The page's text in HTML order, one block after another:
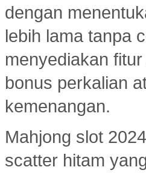
dengan
lebih lama tanpa
menyediakan
bonus perkalian
kemenangan.
Mahjong slot
scatter hitam